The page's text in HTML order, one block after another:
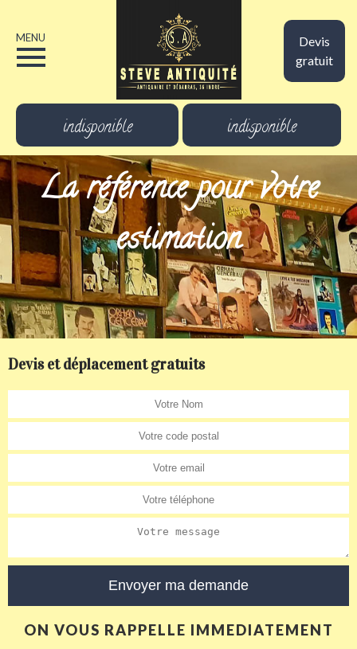
Devis
gratuit
MENU
indisponible indisponible
La référence pour votre
estimation
Devis et déplacement gratuits
ON VOUS RAPPELLE IMMEDIATEMENT